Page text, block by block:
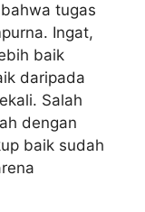
tugas
Ingat,
baik
daripada
Salah
dengan
baik sudah